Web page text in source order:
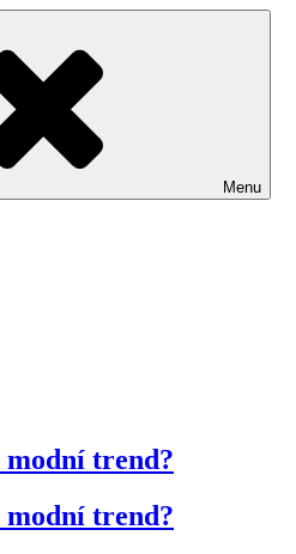
Menu
modní trend?
modní trend?